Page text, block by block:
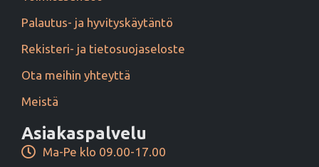
Palautus- ja hyvityskäytäntö
Rekisteri- ja tietosuojaseloste
Ota meihin yhteyttä
Meistä
Asiakaspalvelu
Ma-Pe klo 09.00-17.00